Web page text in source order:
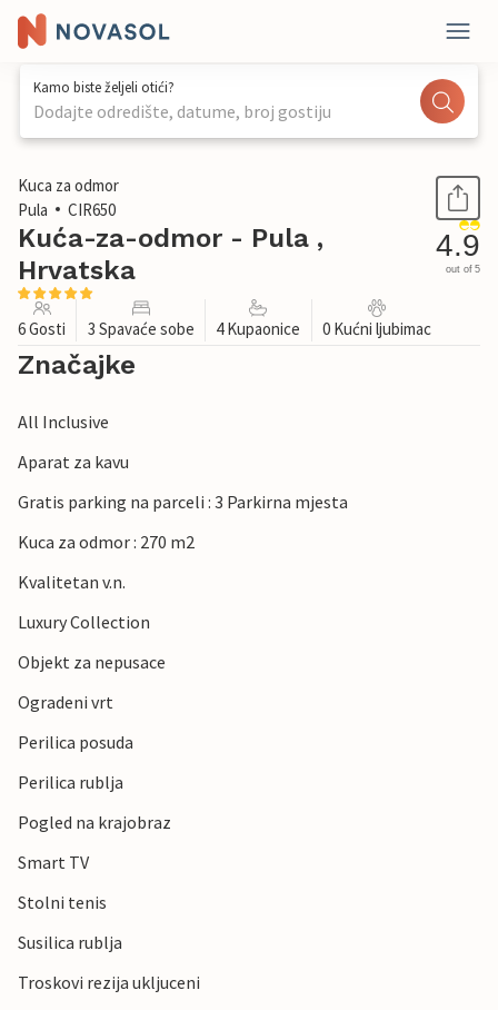
Kamo biste željeli otići?
Dodajte odredište, datume, broj gostiju
1 / 57
Kuca za odmor
Pula
CIR650
Kuća-za-odmor - Pula ,
Hrvatska
4.9
out of 5
6 Gosti 3 Spavaće sobe 4 Kupaonice 0 Kućni ljubimac
Značajke
All Inclusive
Aparat za kavu
Gratis parking na parceli : 3 Parkirna mjesta
Kuca za odmor : 270 m2
Kvalitetan v.n.
Luxury Collection
Objekt za nepusace
Ogradeni vrt
Perilica posuda
Perilica rublja
Pogled na krajobraz
Smart TV
Stolni tenis
Susilica rublja
Troskovi rezija ukljuceni